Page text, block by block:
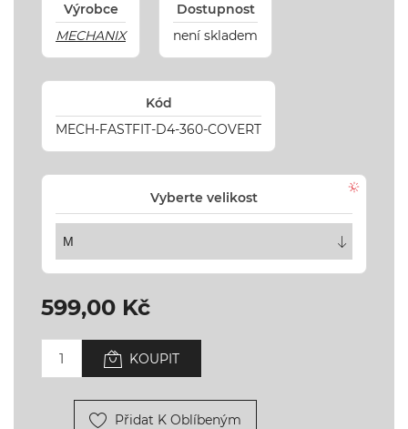
Výrobce
MECHANIX
Dostupnost
není skladem
Kód
MECH-FASTFIT-D4-360-COVERT
Vyberte velikost
599,00 Kč
KOUPIT
Přidat K Oblíbeným